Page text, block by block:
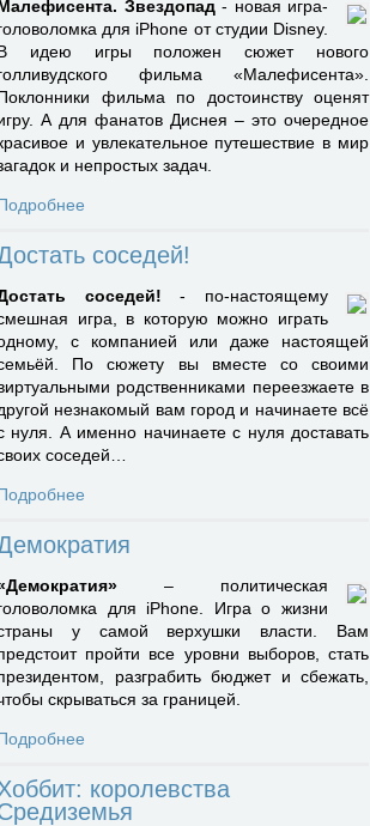
Звездопад- новая игра-
для iPhone от студии Disney.
идею игры положен сюжет нового
фильма «Малефисента».
фильма по достоинству оценят
А для фанатов Диснея – это очередное
и увлекательное путешествие в мир
и непростых задач.
соседей!
соседей! - по-настоящему
игра, в которую можно играть
с компанией или даже настоящей
По сюжету вы вместе со своими
родственниками переезжаете в
незнакомый вам город и начинаете всё
нуля. А именно начинаете с нуля доставать
соседей…
– политическая
для iPhone. Игра о жизни
у самой верхушки власти. Вам
пройти все уровни выборов, стать
разграбить бюджет и сбежать,
скрываться за границей.
королевства